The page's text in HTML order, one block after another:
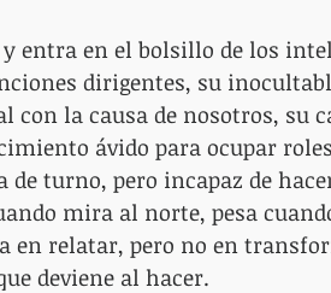
entra en el bolsillo de los
dirigentes, su
la causa de nosotros, su
ávido para ocupar
turno, pero incapaz de
mira al norte, pesa
en relatar, pero no en
deviene al hacer.